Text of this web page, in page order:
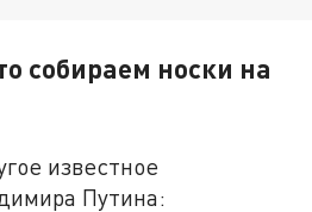
собираем носки на
известное
Путина: